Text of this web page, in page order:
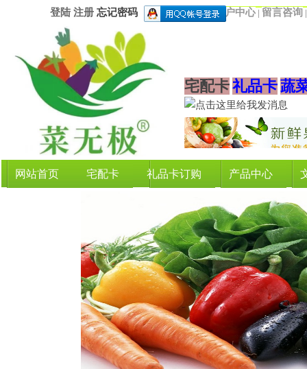
网站首页 宅配卡 礼品卡订购 产品中心
登陆 注册 忘记密码 用户中心 | 留言咨询
宅配卡礼品卡蔬